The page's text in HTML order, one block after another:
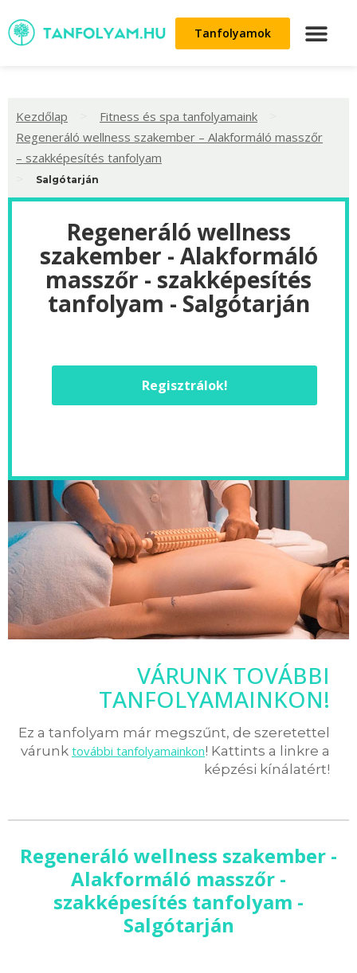
Tanfolyamok
Kezdőlap Fitness és spa tanfolyamaink
Regeneráló wellness szakember – Alakformáló masszőr
– szakképesítés tanfolyam
Salgótarján
Regeneráló wellness
szakember - Alakformáló
masszőr - szakképesítés
tanfolyam - Salgótarján
Regisztrálok!
VÁRUNK TOVÁBBI
TANFOLYAMAINKON!
Ez a tanfolyam már megszűnt, de szeretettel
várunk további tanfolyamainkon! Kattints a linkre a
képzési kínálatért!
Regeneráló wellness szakember -
Alakformáló masszőr -
szakképesítés tanfolyam -
Salgótarján